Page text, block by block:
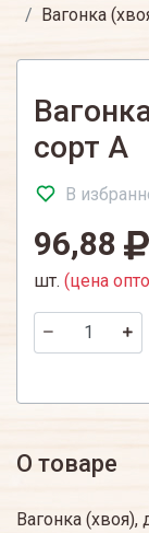
Вагонка
сорт А
В
96,88
шт. (цена
О товаре
Вагонка (хвоя),